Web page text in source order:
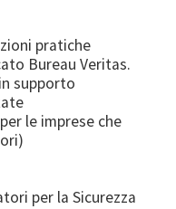
pratiche
Bureau Veritas.
supporto
le imprese che
per la Sicurezza